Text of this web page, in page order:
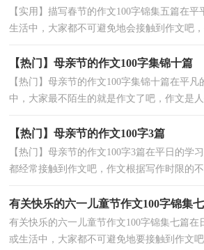
【实用】描写春节的作文100字锦集五篇在平
生活中，大家都不可避免地会接触到作文吧
【热门】母亲节的作文100字集锦十篇
【热门】母亲节的作文100字集锦十篇在平
中，大家最不陌生的就是作文了吧，作文是
【热门】母亲节的作文100字3篇
【热门】母亲节的作文100字3篇在平日的学
都经常接触到作文吧，作文根据写作时限的
有关快乐的六一儿童节作文100字锦集
有关快乐的六一儿童节作文100字锦集七篇在
或生活中，大家都不可避免地要接触到作文